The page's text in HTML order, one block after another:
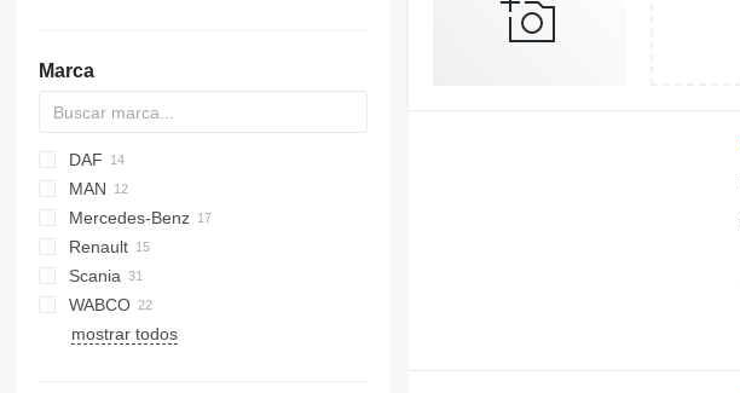
Marca
DAF
CF
LF
XF
XG
Daily
EuroCargo
Eurotech
Stralis
Rio
LTM
MAN
F90
L2000
LE
TGA
TGX
Mercedes-Benz
Actros
Arocs
Atego
Axor
Canter
Canter
Atleon
Partner
Renault
Kerax
Magnum
Mascott
Scania
R-series
FE
FH
WABCO
mostrar todos